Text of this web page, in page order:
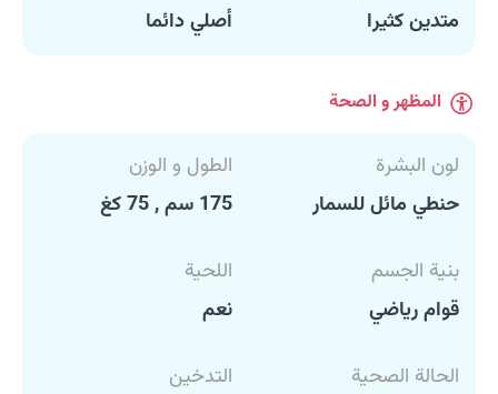
متدين كثيرا
أصلي دائما
المظهر و الصحة
لون البشرة
حنطي مائل للسمار
الطول و الوزن
175 سم , 75 كغ
بنية الجسم
قوام رياضي
اللحية
نعم
الحالة الصحية
التدخين